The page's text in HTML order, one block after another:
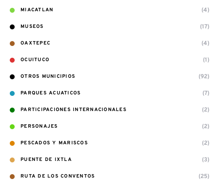
MIACATLAN (4)
MUSEOS (17)
OAXTEPEC (4)
OCUITUCO (1)
OTROS MUNICIPIOS (92)
PARQUES ACUATICOS (7)
PARTICIPACIONES INTERNACIONALES (2)
PERSONAJES (2)
PESCADOS Y MARISCOS (2)
PUENTE DE IXTLA (3)
RUTA DE LOS CONVENTOS (25)